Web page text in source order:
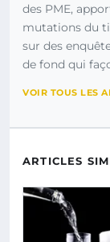
des PME,
mutations du
sur des
de fond qui
VOIR TOUS LES
ARTICLES